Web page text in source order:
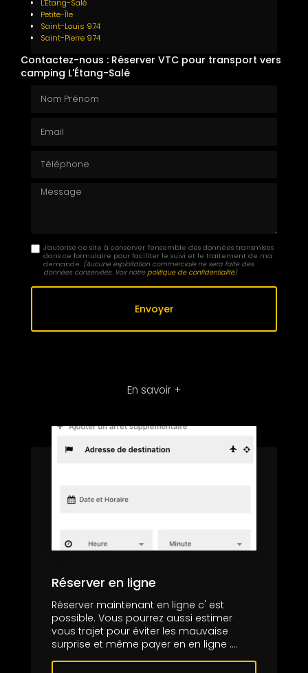
L'Étang-Salé
Petite-Île
Saint-Louis 974
Saint-Pierre 974
Contactez-nous : Réserver VTC pour transport vers
camping L'Étang-Salé
Message
J'autorise ce site à conserver l'ensemble des données transmises
dans ce formulaire pour faciliter le suivi et le traitement de ma
demande. (Aucune exploitation commerciale ne sera faite des
données conservées. Voir notrepolitique de confidentialité)
En savoir +
Réserver en ligne
Réserver maintenant en ligne c' est
possible. Vous pourrez aussi estimer
vous trajet pour éviter les mauvaise
surprise et même payer en en ligne ....